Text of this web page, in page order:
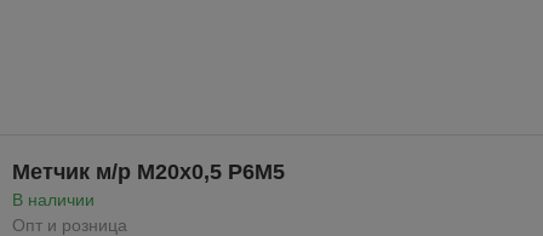
Метчик м/р М20х0,5 Р6М5
В наличии
Опт и розница